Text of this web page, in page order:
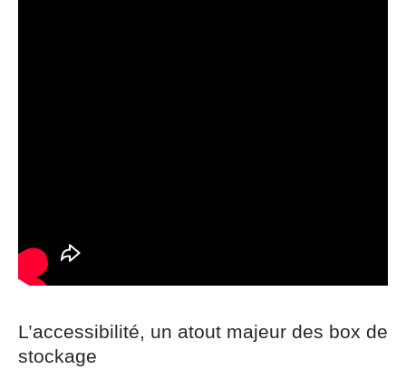
L’accessibilité, un atout majeur des box de
stockage